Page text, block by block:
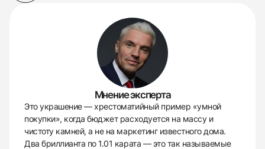
Мнение эксперта
Это украшение — хрестоматийный пример «умной
покупки», когда бюджет расходуется на массу и
чистоту камней, а не на маркетинг известного дома.
Два бриллианта по 1.01 карата — это так называемые